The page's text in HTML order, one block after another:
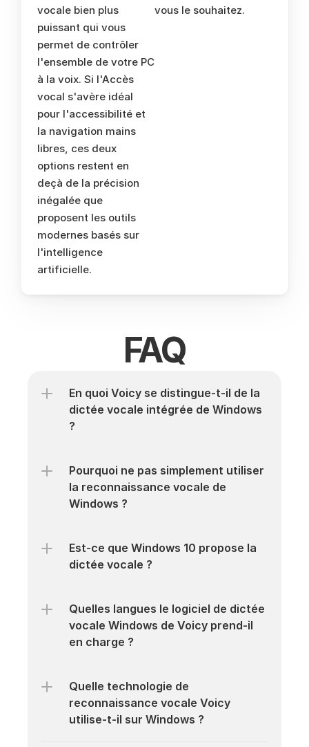
FAQ
En quoi Voicy se distingue-t-il de la
dictée vocale intégrée de Windows
?
Pourquoi ne pas simplement utiliser
la reconnaissance vocale de
Windows ?
Est-ce que Windows 10 propose la
dictée vocale ?
Quelles langues le logiciel de dictée
vocale Windows de Voicy prend-il
en charge ?
Quelle technologie de
reconnaissance vocale Voicy
utilise-t-il sur Windows ?
vocale bien plus
puissant qui vous
permet de contrôler
l'ensemble de votre PC
à la voix. Si l'Accès
vocal s'avère idéal
pour l'accessibilité et
la navigation mains
libres, ces deux
options restent en
deçà de la précision
inégalée que
proposent les outils
modernes basés sur
l'intelligence
artificielle.
vous le souhaitez.